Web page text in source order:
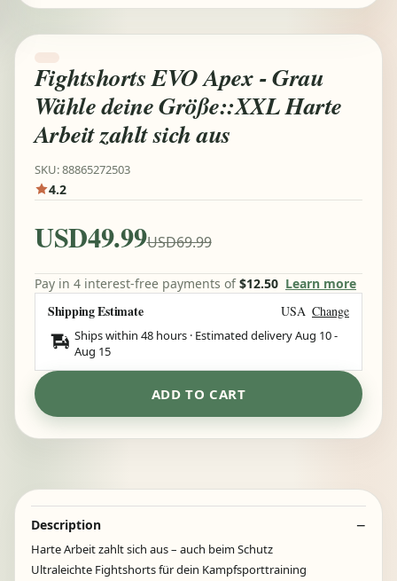
Fightshorts EVO Apex - Grau
Wähle deine Größe::XXL Harte
Arbeit zahlt sich aus
SKU: 88865272503
4.2
USD49.99USD69.99
Pay in 4 interest-free payments of$12.50 Learn more
Shipping Estimate USA Change
Ships within 48 hours · Estimated deliveryAug 10-
Aug 15
ADD TO CART
Description
Harte Arbeit zahlt sich aus – auch beim Schutz
Ultraleichte Fightshorts für dein Kampfsporttraining